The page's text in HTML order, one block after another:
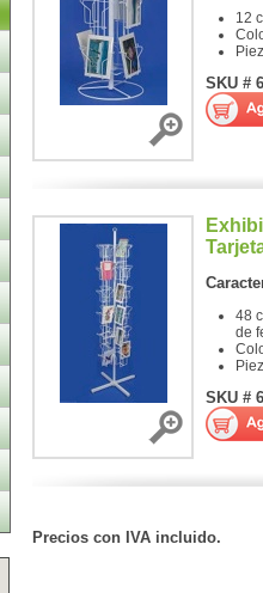
12
SKU #
48
de
SKU #
Precios con IVA incluido.